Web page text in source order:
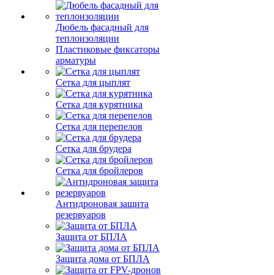
Дюбель фасадный для
теплоизоляции
Пластиковые фиксаторы
арматуры
Сетка для цыплят
Сетка для курятника
Сетка для перепелов
Сетка для брудера
Сетка для бройлеров
Антидроновая защита
резервуаров
Защита от БПЛА
Защита дома от БПЛА